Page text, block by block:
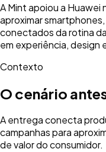
A Mint apoiou a
aproximar
conectados da rotina
em experiência, design
Contexto
O cenário
A entrega conecta
campanhas para
de valor do consumidor.